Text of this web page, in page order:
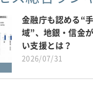
金融庁も認める“
域”、地銀・信金
い支援とは？
2026/07/31